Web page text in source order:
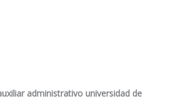
administrativo universidad de